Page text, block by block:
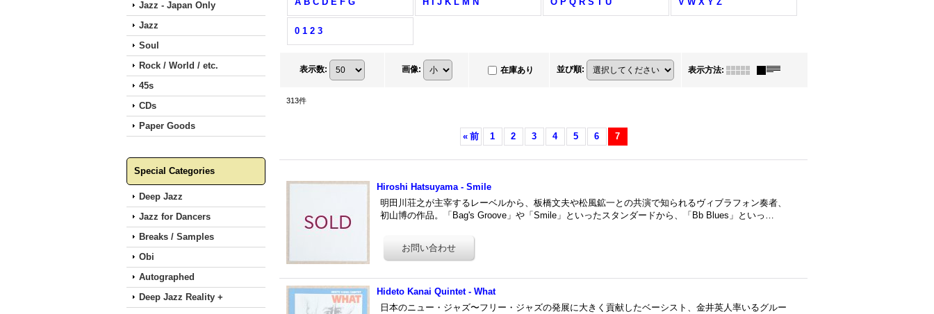
Jazz - Japan Only
Jazz
Soul
Rock / World / etc.
45s
CDs
Paper Goods
Special Categories
Deep Jazz
Jazz for Dancers
Breaks / Samples
Obi
Autographed
Deep Jazz Reality +
0 1 2 3
表示数: 画像: 在庫あり 並び順: 表示方法:
313件
« 前 1 2 3 4 5 6 7
Hiroshi Hatsuyama - Smile
明田川荘之が主宰するレーベルから、板橋文夫や松風鉱一との共演で知られるヴィブラフォン奏者、
初山博の作品。「Bag's Groove」や「Smile」といったスタンダードから、「Bb Blues」といっ…
Hideto Kanai Quintet - What
日本のニュー・ジャズ〜フリー・ジャズの発展に大きく貢献したベーシスト、金井英人率いるグルー